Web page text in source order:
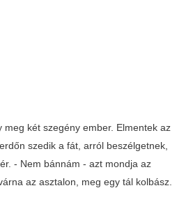
meg két szegény ember. Elmentek az
szedik a fát, arról beszélgetnek,
- Nem bánnám - azt mondja az
az asztalon, meg egy tál kolbász.